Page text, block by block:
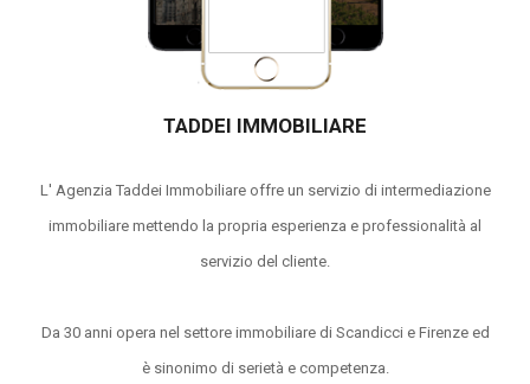
TADDEI IMMOBILIARE
L' Agenzia Taddei Immobiliare offre un servizio di intermediazione
immobiliare mettendo la propria esperienza e professionalità al
servizio del cliente.
Da 30 anni opera nel settore immobiliare di Scandicci e Firenze ed
è sinonimo di serietà e competenza.